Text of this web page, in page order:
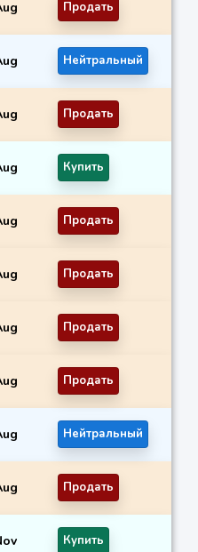
Продать
Нейтральный
Продать
Купить
Продать
Продать
Продать
Продать
Нейтральный
Продать
Купить